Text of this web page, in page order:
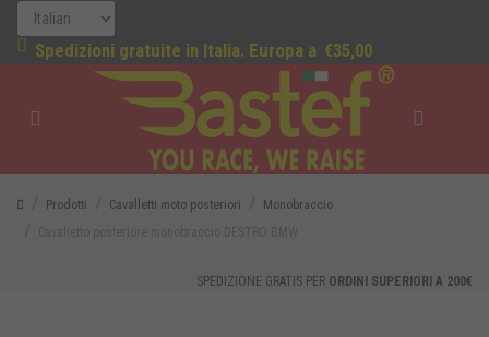
Spedizioni gratuite in Italia. Europa a €35,00
Prodotti Cavalletti moto posteriori
Monobraccio
SPEDIZIONE GRATIS PER ORDINI SUPERIORI A 200€